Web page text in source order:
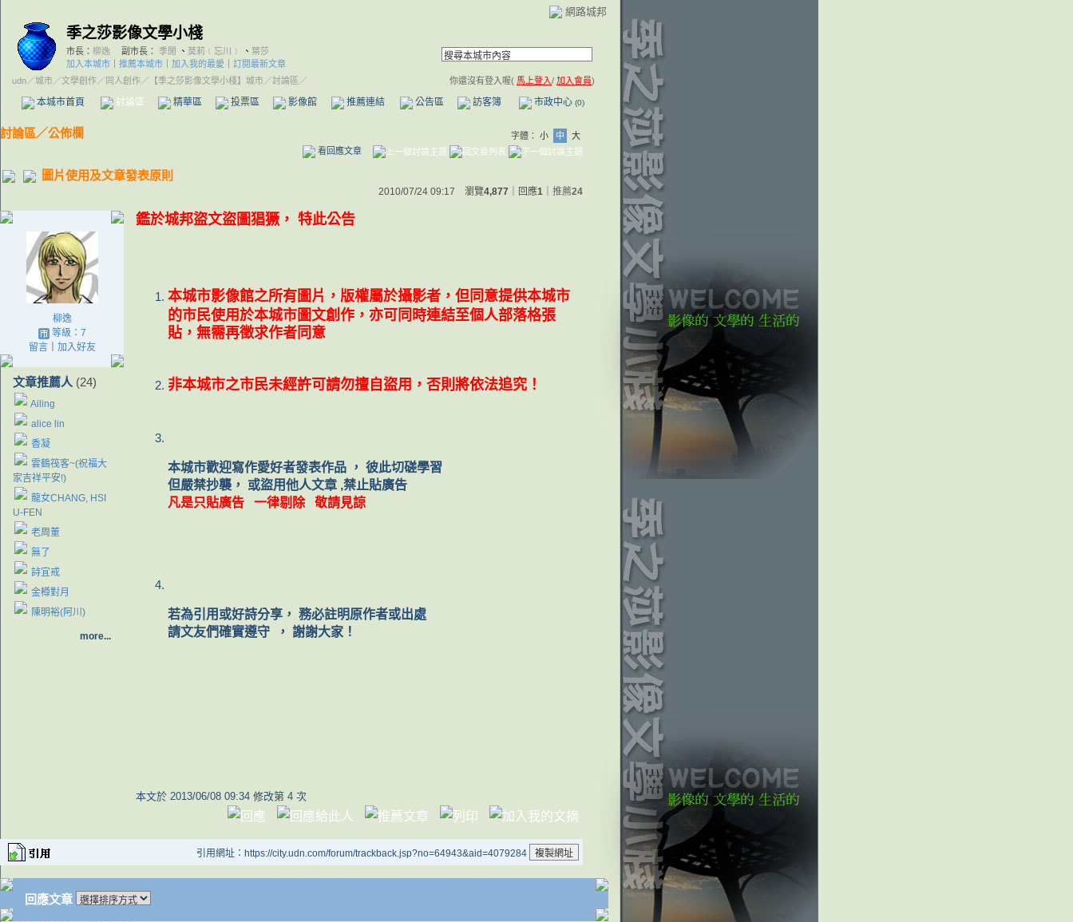
網路城邦
季之莎影像文學小棧
市長： 柳逸 副市長： 季閒 、 莫莉﹝忘川﹞ 、 葉莎
加入本城市
推薦本城市 加入我的最愛
訂閱最新文章
udn／城市／文學創作／ 同人創作／ 【季之莎影像文學小棧】城市／討論區／ 你還沒有登入喔( 馬上登入/ 加入會員)
本城市首頁 討論區 精華區 投票區 影像館 推薦連結 公告區 訪客簿 市政中心 (0)
討論區／公佈欄 字體： 小 中
大
看回應文章
圖片使用及文章發表原則
2010/07/24 09:17 瀏覽4,877 ｜回應1 推薦24
柳逸
等級：7
留言｜ 加入好友
文章推薦人 (24)
Ailing
alice lin
香凝
雲鶴筏客~(祝福大
家吉祥平安!)
龍女CHANG, HSI
U-FEN
老周董
無了
詩宜戒
金樽對月
陳明裕(阿川)
more...
鑑於城邦盜文盜圖猖獗， 特此公告
本城市影像館之所有圖片，版權屬於攝影者，但同意提供本城市
的市民使用於本城市圖文創作，亦可同時連結至個人部落格張
貼，無需再徵求作者同意
非本城市之市民未經許可請勿擅自盜用，否則將依法追究！
本城市歡迎寫作愛好者發表作品 ， 彼此切磋學習
但嚴禁抄襲， 或盜用他人文章 ,禁止貼廣告
凡是只貼廣告 一律剔除 敬請見諒
若為引用或好詩分享， 務必註明原作者或出處
請文友們確實遵守 ， 謝謝大家！
本文於 2013/06/08 09:34 修改第 4 次
引用網址：https://city.udn.com/forum/trackback.jsp?no=64943&aid=4079284
回應文章